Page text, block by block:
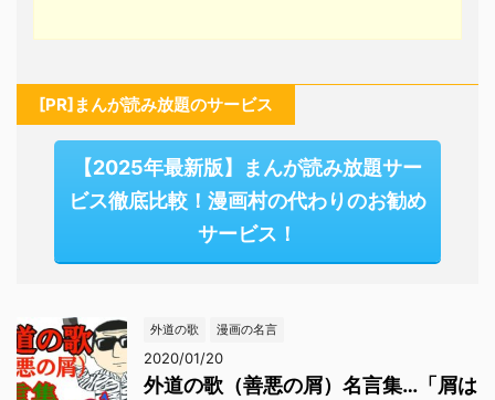
[PR]まんが読み放題のサービス
【2025年最新版】まんが読み放題サー
ビス徹底比較！漫画村の代わりのお勧め
サービス！
外道の歌 漫画の名言
2020/01/20
外道の歌（善悪の屑）名言集…「屑は